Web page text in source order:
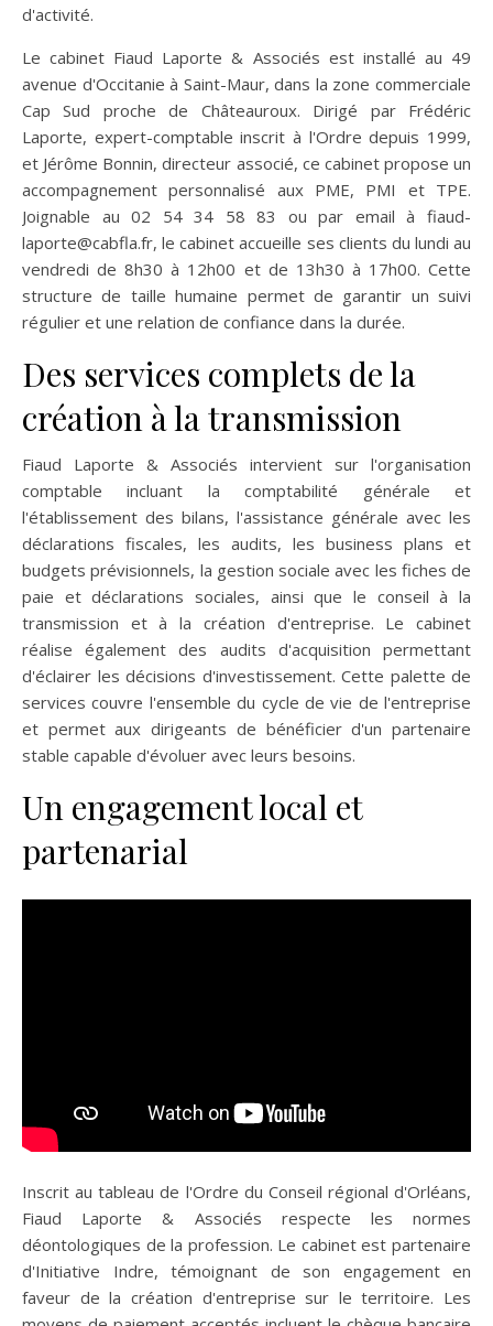
d'activité.
Le cabinet Fiaud Laporte & Associés est installé au 49
avenue d'Occitanie à Saint-Maur, dans la zone commerciale
Cap Sud proche de Châteauroux. Dirigé par Frédéric
Laporte, expert-comptable inscrit à l'Ordre depuis 1999,
et Jérôme Bonnin, directeur associé, ce cabinet propose un
accompagnement personnalisé aux PME, PMI et TPE.
Joignable au 02 54 34 58 83 ou par email à fiaud-
laporte@cabfla.fr, le cabinet accueille ses clients du lundi au
vendredi de 8h30 à 12h00 et de 13h30 à 17h00. Cette
structure de taille humaine permet de garantir un suivi
régulier et une relation de confiance dans la durée.
Des services complets de la
création à la transmission
Fiaud Laporte & Associés intervient sur l'organisation
comptable incluant la comptabilité générale et
l'établissement des bilans, l'assistance générale avec les
déclarations fiscales, les audits, les business plans et
budgets prévisionnels, la gestion sociale avec les fiches de
paie et déclarations sociales, ainsi que le conseil à la
transmission et à la création d'entreprise. Le cabinet
réalise également des audits d'acquisition permettant
d'éclairer les décisions d'investissement. Cette palette de
services couvre l'ensemble du cycle de vie de l'entreprise
et permet aux dirigeants de bénéficier d'un partenaire
stable capable d'évoluer avec leurs besoins.
Un engagement local et
partenarial
Inscrit au tableau de l'Ordre du Conseil régional d'Orléans,
Fiaud Laporte & Associés respecte les normes
déontologiques de la profession. Le cabinet est partenaire
d'Initiative Indre, témoignant de son engagement en
faveur de la création d'entreprise sur le territoire. Les